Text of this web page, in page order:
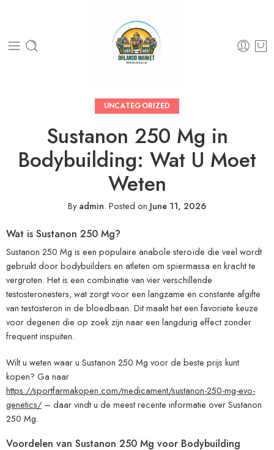
UNCATEGORIZED
Sustanon 250 Mg in
Bodybuilding: Wat U Moet
Weten
Byadmin. Posted on June 11, 2026
Wat is Sustanon 250 Mg?
Sustanon 250 Mg is een populaire anabole steroïde die veel wordt
gebruikt door bodybuilders en atleten om spiermassa en kracht te
vergroten. Het is een combinatie van vier verschillende
testosteronesters, wat zorgt voor een langzame en constante afgifte
van testosteron in de bloedbaan. Dit maakt het een favoriete keuze
voor degenen die op zoek zijn naar een langdurig effect zonder
frequent inspuiten.
Wilt u weten waar u Sustanon 250 Mg voor de beste prijs kunt
kopen? Ga naar
https://sportfarmakopen.com/medicament/sustanon-250-mg-evo-
genetics/ – daar vindt u de meest recente informatie over Sustanon
250 Mg.
Voordelen van Sustanon 250 Mg voor Bodybuilding